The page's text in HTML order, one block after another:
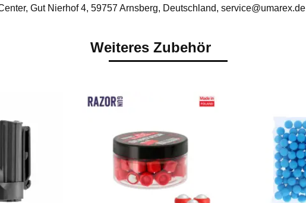
Gut Nierhof 4, 59757 Arnsberg, Deutschland, service@umarex.de
Weiteres Zubehör